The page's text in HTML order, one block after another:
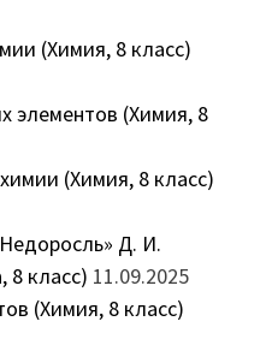
(Химия, 8 класс)
элементов (Химия, 8
(Химия, 8 класс)
Д. И.
8 класс) 11.09.2025
(Химия, 8 класс)